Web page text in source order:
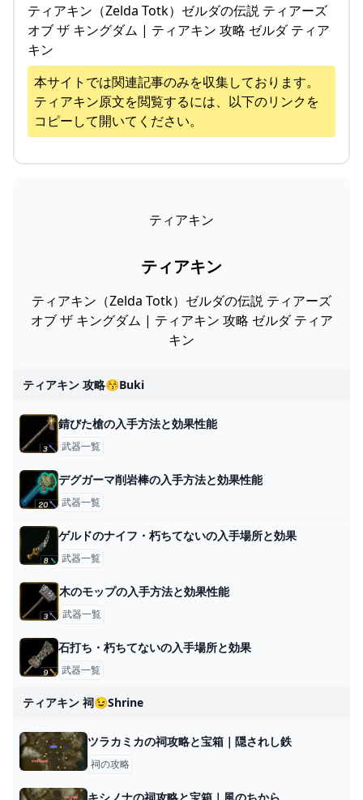
ティアキン（Zelda Totk）ゼルダの伝説 ティアーズ
オブ ザ キングダム | ティアキン 攻略 ゼルダ ティア
キン
本サイトでは関連記事のみを収集しております。
ティアキン原文を閲覧するには、以下のリンクを
コピーして開いてください。
ティアキン
ティアキン
ティアキン（Zelda Totk）ゼルダの伝説 ティアーズ
オブ ザ キングダム | ティアキン 攻略 ゼルダ ティア
キン
ティアキン 攻略😚buki
錆びた槍の入手方法と効果性能
武器一覧
デグガーマ削岩棒の入手方法と効果性能
武器一覧
ゲルドのナイフ・朽ちてないの入手場所と効果
武器一覧
木のモップの入手方法と効果性能
武器一覧
石打ち・朽ちてないの入手場所と効果
武器一覧
ティアキン 祠😉shrine
ツラカミカの祠攻略と宝箱｜隠されし鉄
祠の攻略